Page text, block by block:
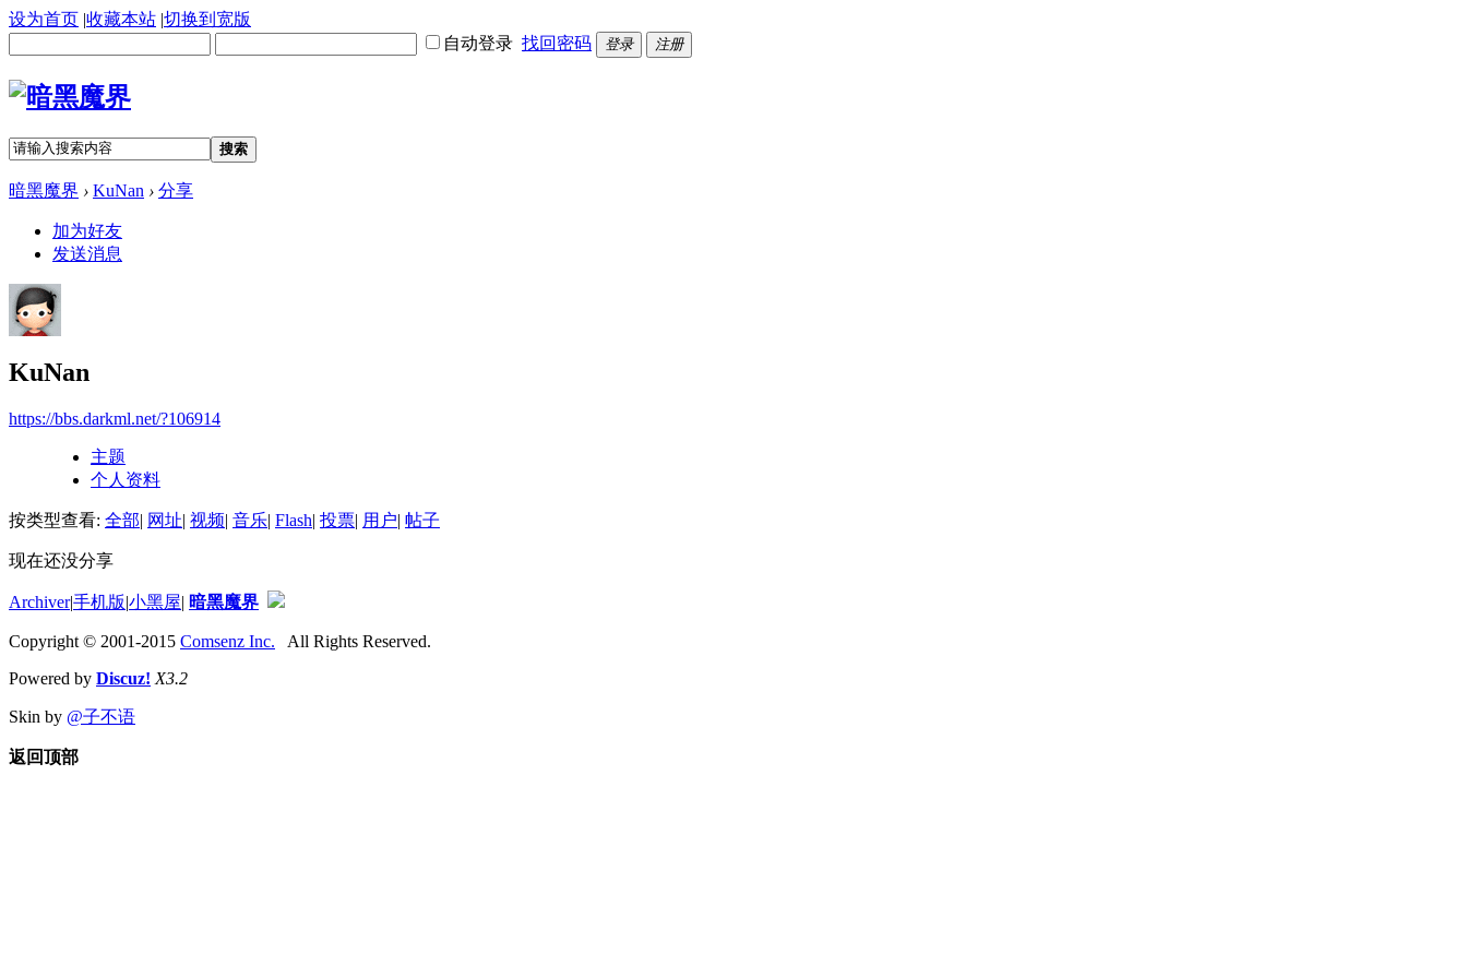
设为首页 |收藏本站 |切换到宽版
自动登录 找回密码 登录 注册
搜索
暗黑魔界 › KuNan › 分享
加为好友
发送消息
KuNan
https://bbs.darkml.net/?106914
主题
个人资料
按类型查看: 全部| 网址| 视频| 音乐| Flash| 投票| 用户| 帖子
现在还没分享
Archiver|手机版|小黑屋| 暗黑魔界
Copyright © 2001-2015 Comsenz Inc. All Rights Reserved.
Powered by Discuz! X3.2
Skin by @子不语
返回顶部